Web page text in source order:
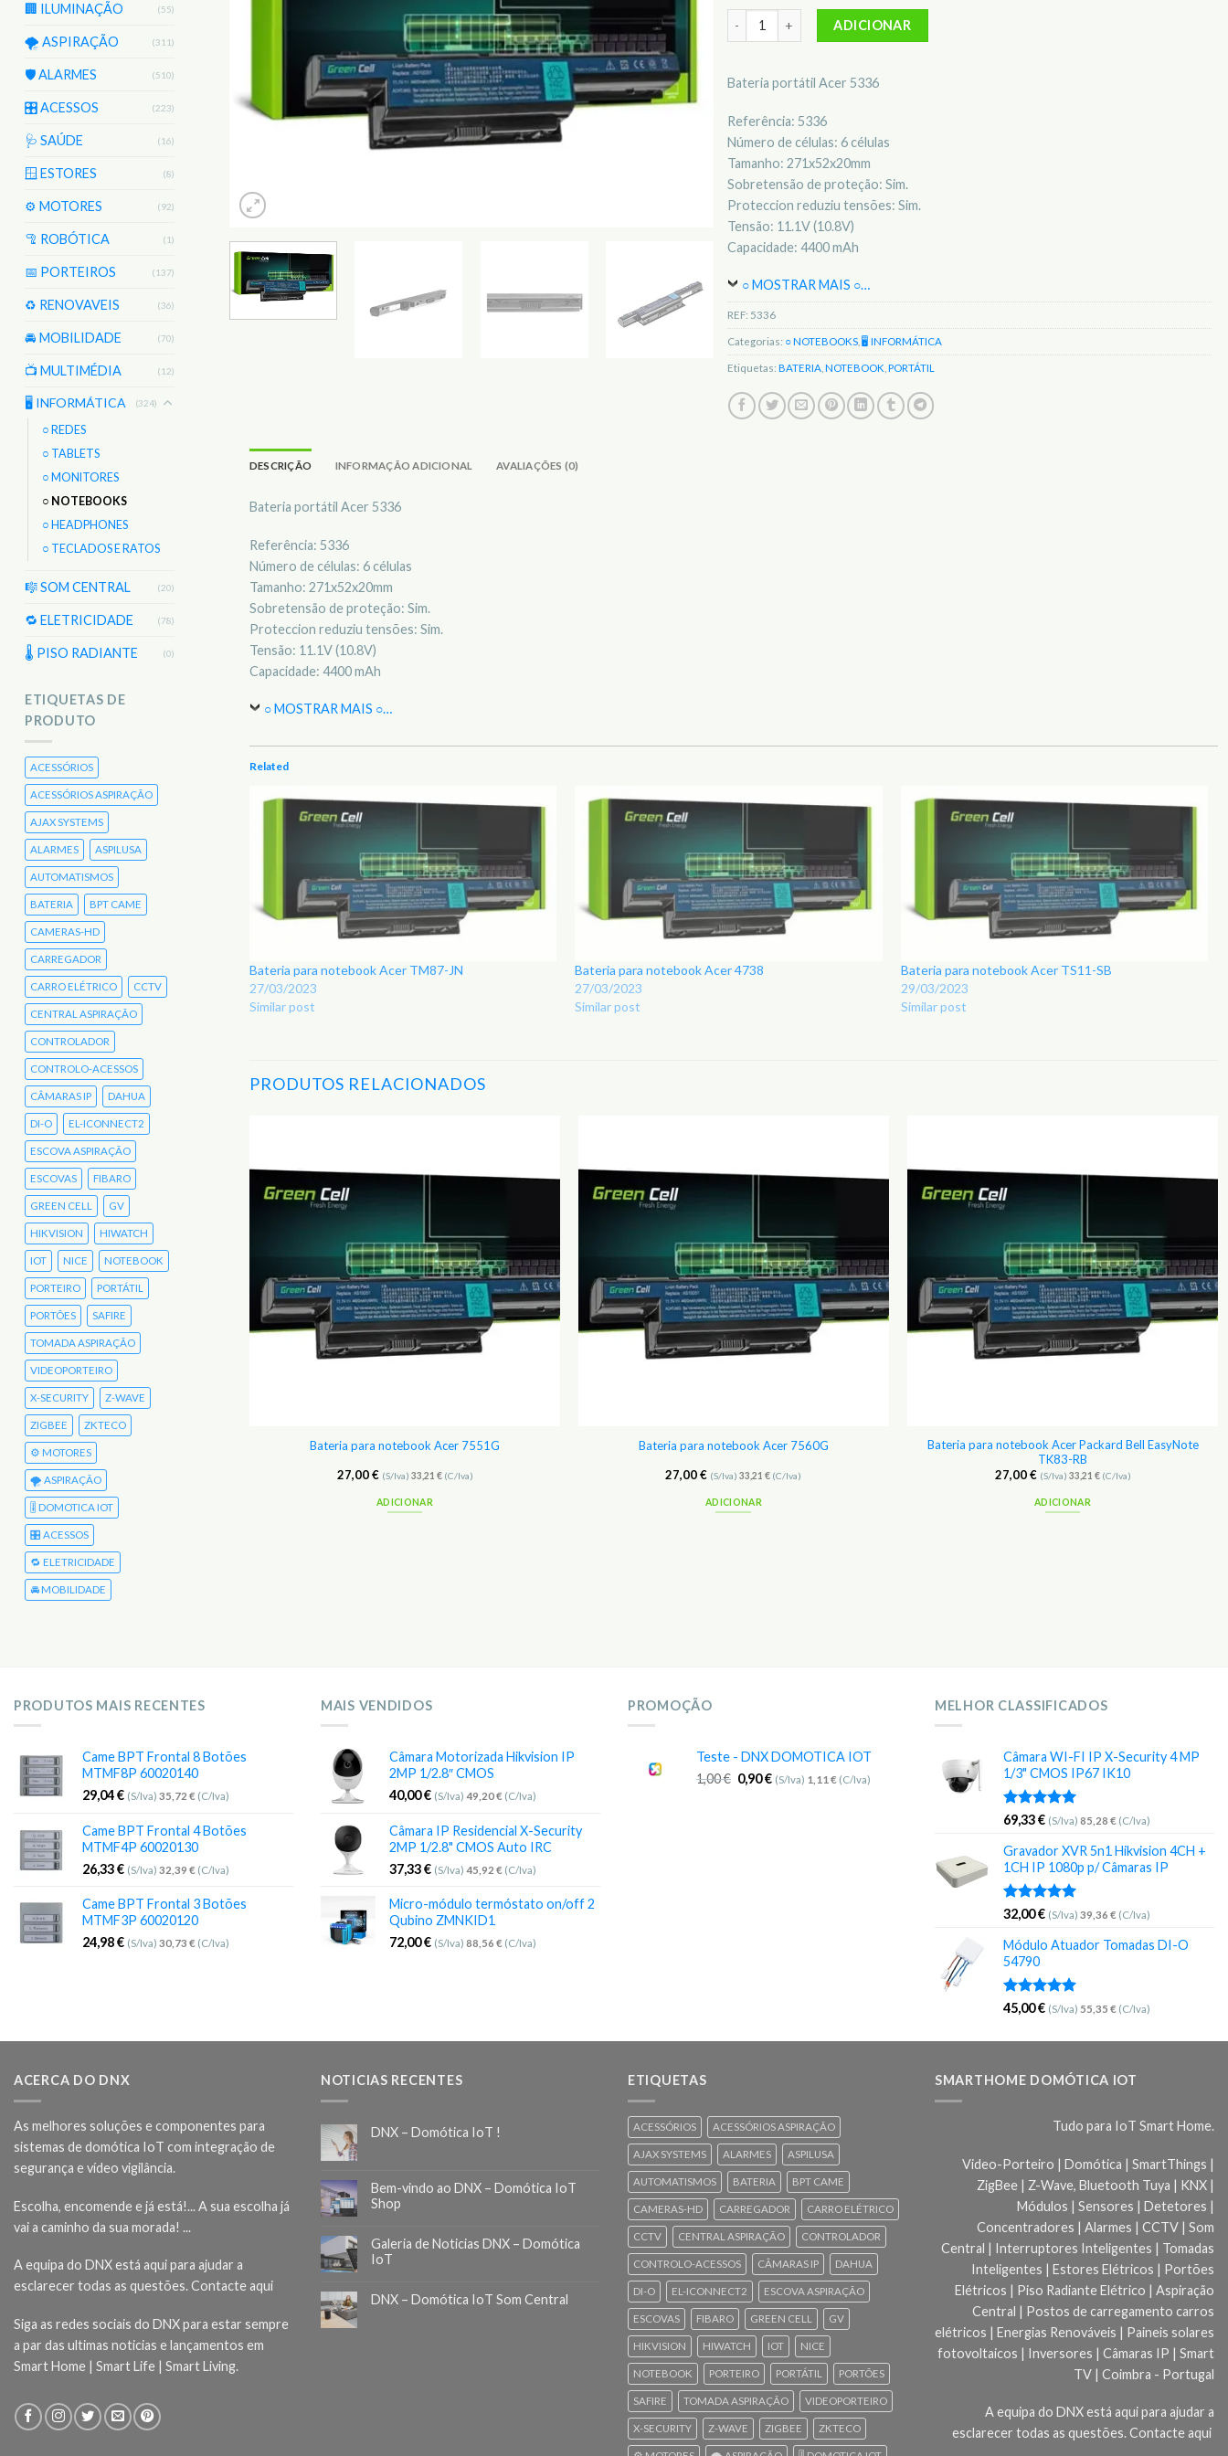
🏢 ILUMINAÇÃO (55)
🌪️ ASPIRAÇÃO (311)
🛡️ ALARMES (510)
🎛️ ACESSOS (223)
🩺 SAÚDE (16)
🪟 ESTORES (8)
⚙️ MOTORES (92)
🦿 ROBÓTICA (1)
📅 PORTEIROS (137)
♻️ RENOVAVEIS (36)
🚘 MOBILIDADE (70)
📺 MULTIMÉDIA (12)
🖥️ INFORMÁTICA (324)
○ REDES
○ TABLETS
○ MONITORES
○ NOTEBOOKS
○ HEADPHONES
○ TECLADOS E RATOS
🎼 SOM CENTRAL (20)
🔁 ELETRICIDADE (78)
🌡 PISO RADIANTE (0)
ETIQUETAS DE
PRODUTO
ACESSÓRIOS
ACESSÓRIOS ASPIRAÇÃO
AJAX SYSTEMS
ALARMES ASPILUSA
AUTOMATISMOS
BATERIA BPT CAME
CAMERAS-HD
CARREGADOR
CARRO ELÉTRICO CCTV
CENTRAL ASPIRAÇÃO
CONTROLADOR
CONTROLO-ACESSOS
CÂMARAS IP DAHUA
DI-O EL-ICONNECT2
ESCOVA ASPIRAÇÃO
ESCOVAS FIBARO
GREEN CELL GV
HIKVISION HIWATCH
IOT NICE NOTEBOOK
PORTEIRO PORTÁTIL
PORTÕES SAFIRE
TOMADA ASPIRAÇÃO
VIDEOPORTEIRO
X-SECURITY Z-WAVE
ZIGBEE ZKTECO
⚙️ MOTORES
🌪️ ASPIRAÇÃO
🎚️ DOMOTICA IOT
🎛️ ACESSOS
🔁 ELETRICIDADE
🚘 MOBILIDADE
Quantidade de Bateria para notebook Acer 5336
ADICIONAR
Bateria portátil Acer 5336
Referência: 5336
Número de células: 6 células
Tamanho: 271x52x20mm
Sobretensão de proteção: Sim.
Proteccion reduziu tensões: Sim.
Tensão: 11.1V (10.8V)
Capacidade: 4400 mAh
○ MOSTRAR MAIS ○…
REF: 5336
Categorias: ○ NOTEBOOKS 🖥️ INFORMÁTICA
Etiquetas: BATERIA NOTEBOOK PORTÁTIL
DESCRIÇÃO INFORMAÇÃO ADICIONAL AVALIAÇÕES (0)
Bateria portátil Acer 5336
Referência: 5336
Número de células: 6 células
Tamanho: 271x52x20mm
Sobretensão de proteção: Sim.
Proteccion reduziu tensões: Sim.
Tensão: 11.1V (10.8V)
Capacidade: 4400 mAh
○ MOSTRAR MAIS ○…
Related
Bateria para notebook Acer TM87-JN
27/03/2023
Similar post
Bateria para notebook Acer 4738
27/03/2023
Similar post
Bateria para notebook Acer TS11-SB
29/03/2023
Similar post
PRODUTOS RELACIONADOS
Bateria para notebook Acer 7551G
27,00€ (S/Iva) 33,21 €(C/Iva)
ADICIONAR
Bateria para notebook Acer 7560G
27,00€ (S/Iva)33,21€ (C/Iva)
ADICIONAR
Bateria para notebook Acer Packard Bell EasyNote
TK83-RB
27,00€ (S/Iva) 33,21 €(C/Iva)
ADICIONAR
para notebook Acer 5750ZG
27,00€ (S/Iva)33,21
ADICIONAR
PRODUTOS MAIS RECENTES
Came BPT Frontal 8 Botões
MTMF8P 60020140
29,04€ (S/Iva) 35,72 € (C/Iva)
Came BPT Frontal 4 Botões
MTMF4P 60020130
26,33€ (S/Iva) 32,39 € (C/Iva)
Came BPT Frontal 3 Botões
MTMF3P 60020120
24,98€ (S/Iva) 30,73 € (C/Iva)
MAIS VENDIDOS
Câmara Motorizada Hikvision IP
2MP 1/2.8″ CMOS
40,00€ (S/Iva) 49,20€ (C/Iva)
Câmara IP Residencial X-Security
2MP 1/2.8" CMOS Auto IRC
37,33€ (S/Iva) 45,92 € (C/Iva)
Micro-módulo termóstato on/off 2
Qubino ZMNKID1
72,00€ (S/Iva) 88,56 € (C/Iva)
PROMOÇÃO
Teste - DNX DOMOTICA IOT
1,00€ 0,90€ (S/Iva) 1,11€ (C/Iva)
MELHOR CLASSIFICADOS
Câmara WI-FI IP X-Security 4 MP
1/3" CMOS IP67 IK10
Avaliação
69,33€ (S/Iva) 85,28 € (C/Iva)
Gravador XVR 5n1 Hikvision 4CH +
1CH IP 1080p p/ Câmaras IP
Avaliação
32,00€ (S/Iva) 39,36 € (C/Iva)
Módulo Atuador Tomadas DI-O
54790
Avaliação
45,00€ (S/Iva) 55,35 € (C/Iva)
ACERCA DO DNX
As melhores soluções e componentes para
sistemas de domótica IoT com integração de
segurança e vídeo vigilância.
Escolha, encomende e já está!... A sua escolha já
vai a caminho da sua morada! ...
A equipa do DNX está aqui para ajudar a
esclarecer todas as questões.Contacte aqui
Siga as redes sociais do DNX para estar sempre
a par das ultimas noticias e lançamentos em
Smart Home | Smart Life | Smart Living.
NOTICIAS RECENTES
DNX – Domótica IoT !
Bem-vindo ao DNX – Domótica IoT
Shop
Galeria de Noticias DNX – Domótica
IoT
DNX – Domótica IoT Som Central
ETIQUETAS
ACESSÓRIOS ACESSÓRIOS ASPIRAÇÃO
AJAX SYSTEMS ALARMES ASPILUSA
AUTOMATISMOS BATERIA BPT CAME
CAMERAS-HD CARREGADOR CARRO ELÉTRICO
CCTV CENTRAL ASPIRAÇÃO CONTROLADOR
CONTROLO-ACESSOS CÂMARAS IP DAHUA
DI-O EL-ICONNECT2 ESCOVA ASPIRAÇÃO
ESCOVAS FIBARO GREEN CELL GV
HIKVISION HIWATCH IOT NICE
NOTEBOOK PORTEIRO PORTÁTIL PORTÕES
SAFIRE TOMADA ASPIRAÇÃO VIDEOPORTEIRO
X-SECURITY Z-WAVE ZIGBEE ZKTECO
SMARTHOME DOMÓTICA IOT
Tudo para IoT Smart Home.
Video-Porteiro | Domótica | SmartThings |
ZigBee | Z-Wave, Bluetooth Tuya | KNX |
Módulos | Sensores | Detetores |
Concentradores | Alarmes | CCTV | Som
Central | Interruptores Inteligentes | Tomadas
Inteligentes | Estores Elétricos | Portões
Elétricos | Piso Radiante Elétrico | Aspiração
Central | Postos de carregamento carros
elétricos | Energias Renováveis | Paineis solares
fotovoltaicos | Inversores | Câmaras IP | Smart
TV | Coimbra - Portugal
A equipa do DNX está aqui para ajudar a
esclarecer todas as questões.Contacte aqui